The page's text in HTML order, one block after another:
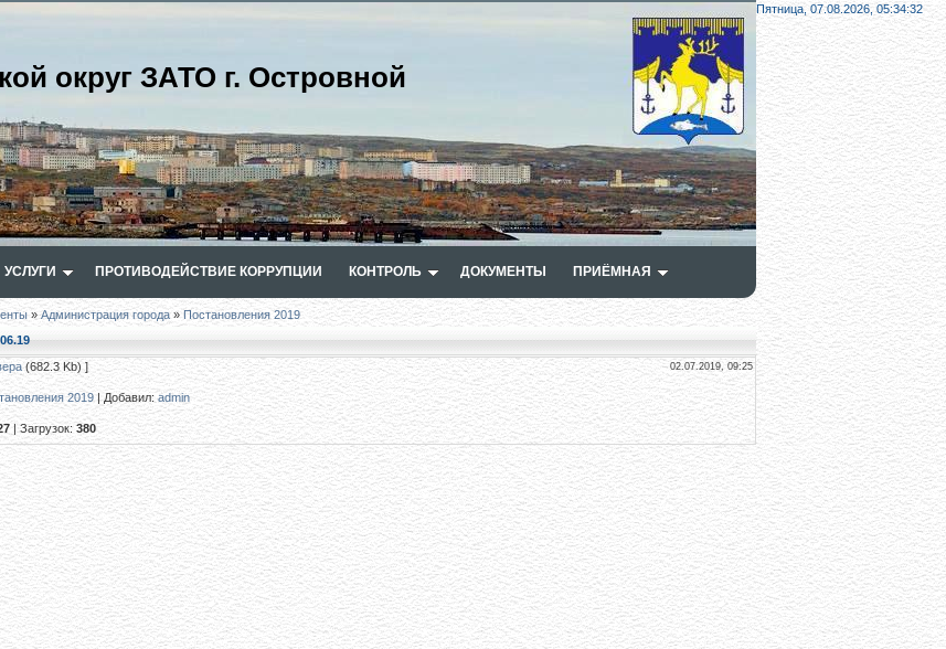
Пятница, 07.08.2026,05:34:33
округ ЗАТО г. Островной
УСЛУГИ ПРОТИВОДЕЙСТВИЕ КОРРУПЦИИ КОНТРОЛЬ ДОКУМЕНТЫ ПРИЁМНАЯ
»Администрация города» Постановления 2019
(682.3 Kb) ] 02.07.2019, 09:25
2019 |Добавил:admin
|Загрузок: 380